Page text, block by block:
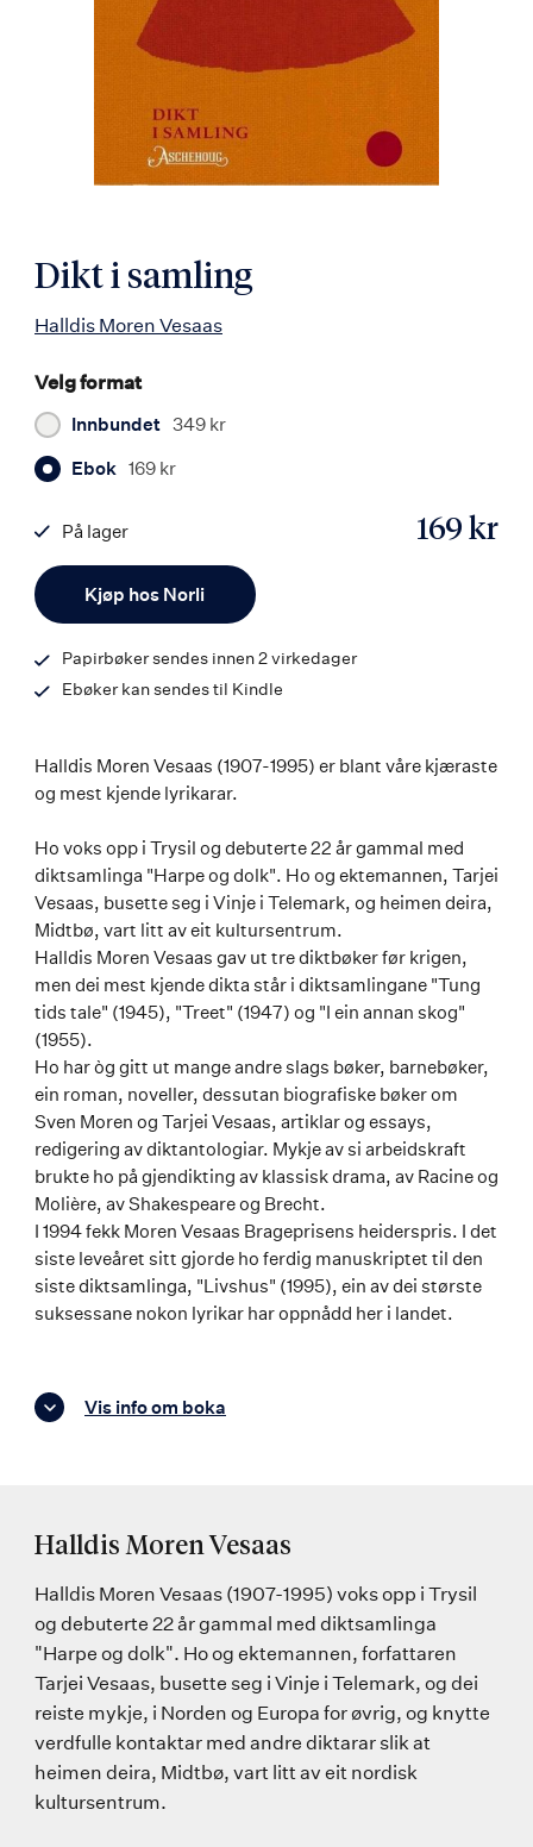
Dikt i samling
Halldis Moren Vesaas
Velg format
Innbundet 349 kr
Ebok 169 kr
Kjøp hos Norli
169 kr
På lager
9788203360275
Papirbøker sendes innen 2 virkedager
Ebøker kan sendes til Kindle
Halldis Moren Vesaas (1907-1995) er blant våre kjæraste
og mest kjende lyrikarar.
Ho voks opp i Trysil og debuterte 22 år gammal med
diktsamlinga "Harpe og dolk". Ho og ektemannen, Tarjei
Vesaas, busette seg i Vinje i Telemark, og heimen deira,
Midtbø, vart litt av eit kultursentrum.
Halldis Moren Vesaas gav ut tre diktbøker før krigen,
men dei mest kjende dikta står i diktsamlingane "Tung
tids tale" (1945), "Treet" (1947) og "I ein annan skog"
(1955).
Ho har òg gitt ut mange andre slags bøker, barnebøker,
ein roman, noveller, dessutan biografiske bøker om
Sven Moren og Tarjei Vesaas, artiklar og essays,
redigering av diktantologiar. Mykje av si arbeidskraft
brukte ho på gjendikting av klassisk drama, av Racine og
Molière, av Shakespeare og Brecht.
I 1994 fekk Moren Vesaas Brageprisens heiderspris. I det
siste leveåret sitt gjorde ho ferdig manuskriptet til den
siste diktsamlinga, "Livshus" (1995), ein av dei største
suksessane nokon lyrikar har oppnådd her i landet.
Vis info om boka
Halldis Moren Vesaas
Halldis Moren Vesaas (1907-1995) voks opp i Trysil
og debuterte 22 år gammal med diktsamlinga
"Harpe og dolk". Ho og ektemannen, forfattaren
Tarjei Vesaas, busette seg i Vinje i Telemark, og dei
reiste mykje, i Norden og Europa for øvrig, og knytte
verdfulle kontaktar med andre diktarar slik at
heimen deira, Midtbø, vart litt av eit nordisk
kultursentrum.